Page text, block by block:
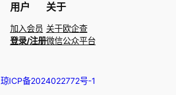
用户
加入会员
登录/注册
关于
关于欧企查
微信公众平台
琼ICP备2024022772号-1